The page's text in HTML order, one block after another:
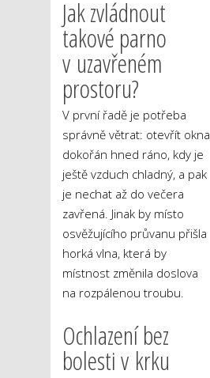
Jak zvládnout
takové parno
v uzavřeném
prostoru?
V první řadě je potřeba
správně větrat: otevřít okna
dokořán hned ráno, kdy je
ještě vzduch chladný, a pak
je nechat až do večera
zavřená. Jinak by místo
osvěžujícího průvanu přišla
horká vlna, která by
místnost změnila doslova
na rozpálenou troubu.
Ochlazení bez
bolesti v krku